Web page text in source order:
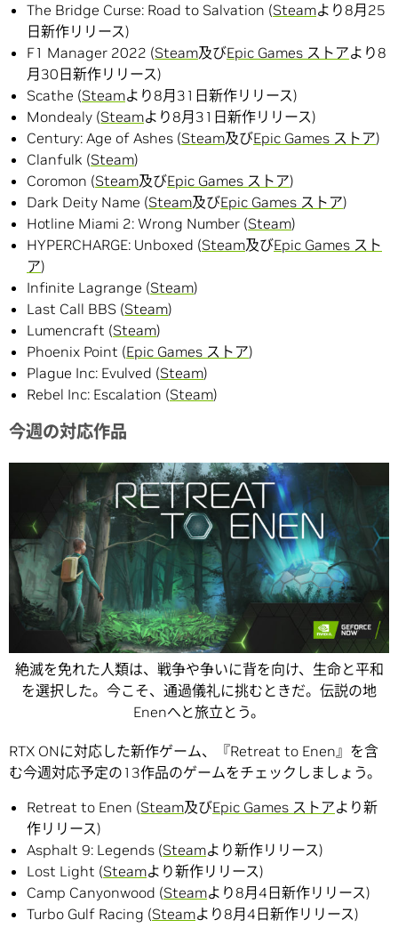
The Bridge Curse: Road to Salvation (Steamより8月25
日新作リリース)
F1 Manager 2022 (Steam及びEpic Games ストアより8
月30日新作リリース)
Scathe (Steamより8月31日新作リリース)
Mondealy (Steamより8月31日新作リリース)
Century: Age of Ashes (Steam及びEpic Games ストア)
Clanfulk (Steam)
Coromon (Steam及びEpic Games ストア)
Dark Deity Name (Steam及びEpic Games ストア)
Hotline Miami 2: Wrong Number (Steam)
HYPERCHARGE: Unboxed (Steam及びEpic Games スト
ア)
Infinite Lagrange (Steam)
Last Call BBS (Steam)
Lumencraft (Steam)
Phoenix Point (Epic Games ストア)
Plague Inc: Evulved (Steam)
Rebel Inc: Escalation (Steam)
今週の対応作品
絶滅を免れた人類は、戦争や争いに背を向け、生命と平和
を選択した。今こそ、通過儀礼に挑むときだ。伝説の地
Enenへと旅立とう。
RTX ONに対応した新作ゲーム、『Retreat to Enen』を含
む今週対応予定の13作品のゲームをチェックしましょう。
Retreat to Enen (Steam及びEpic Games ストアより新
作リリース)
Asphalt 9: Legends (Steamより新作リリース)
Lost Light (Steamより新作リリース)
Camp Canyonwood (Steamより8月4日新作リリース)
Turbo Gulf Racing (Steamより8月4日新作リリース)